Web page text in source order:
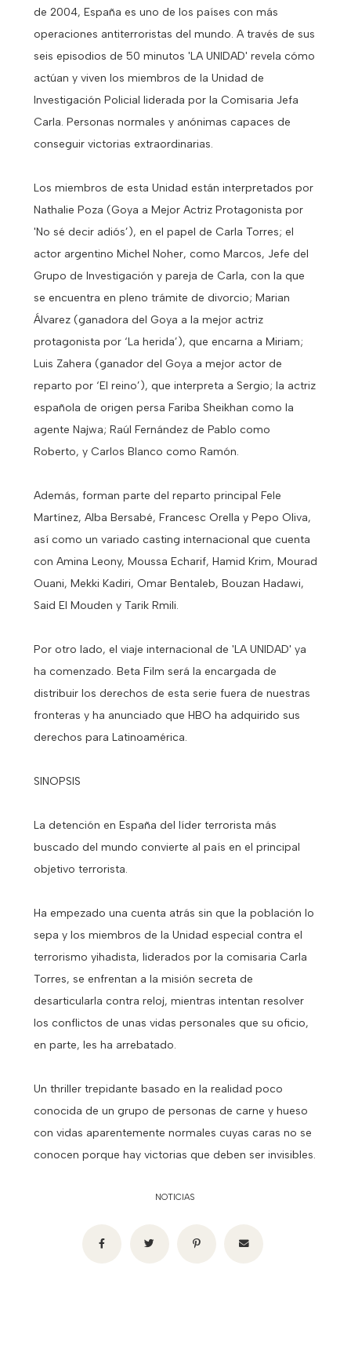
de 2004, España es uno de los países con más
operaciones antiterroristas del mundo. A través de sus
seis episodios de 50 minutos 'LA UNIDAD' revela cómo
actúan y viven los miembros de la Unidad de
Investigación Policial liderada por la Comisaria Jefa
Carla. Personas normales y anónimas capaces de
conseguir victorias extraordinarias.
Los miembros de esta Unidad están interpretados por
Nathalie Poza (Goya a Mejor Actriz Protagonista por
'No sé decir adiós’), en el papel de Carla Torres; el
actor argentino Michel Noher, como Marcos, Jefe del
Grupo de Investigación y pareja de Carla, con la que
se encuentra en pleno trámite de divorcio; Marian
Álvarez (ganadora del Goya a la mejor actriz
protagonista por ‘La herida’), que encarna a Miriam;
Luis Zahera (ganador del Goya a mejor actor de
reparto por ‘El reino’), que interpreta a Sergio; la actriz
española de origen persa Fariba Sheikhan como la
agente Najwa; Raúl Fernández de Pablo como
Roberto, y Carlos Blanco como Ramón.
Además, forman parte del reparto principal Fele
Martínez, Alba Bersabé, Francesc Orella y Pepo Oliva,
así como un variado casting internacional que cuenta
con Amina Leony, Moussa Echarif, Hamid Krim, Mourad
Ouani, Mekki Kadiri, Omar Bentaleb, Bouzan Hadawi,
Said El Mouden y Tarik Rmili.
Por otro lado, el viaje internacional de 'LA UNIDAD' ya
ha comenzado. Beta Film será la encargada de
distribuir los derechos de esta serie fuera de nuestras
fronteras y ha anunciado que HBO ha adquirido sus
derechos para Latinoamérica.
SINOPSIS
La detención en España del líder terrorista más
buscado del mundo convierte al país en el principal
objetivo terrorista.
Ha empezado una cuenta atrás sin que la población lo
sepa y los miembros de la Unidad especial contra el
terrorismo yihadista, liderados por la comisaria Carla
Torres, se enfrentan a la misión secreta de
desarticularla contra reloj, mientras intentan resolver
los conflictos de unas vidas personales que su oficio,
en parte, les ha arrebatado.
Un thriller trepidante basado en la realidad poco
conocida de un grupo de personas de carne y hueso
con vidas aparentemente normales cuyas caras no se
conocen porque hay victorias que deben ser invisibles.
NOTICIAS